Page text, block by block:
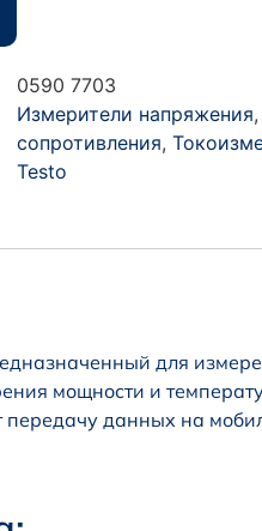
0590 7703
Измерители напряжения,
сопротивления,
Testo
для
мощности и
данных на